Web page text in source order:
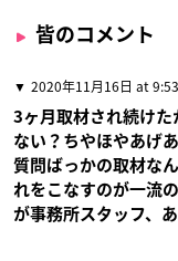
皆のコメント
2020年11月16日 at
3ヶ月取材され続けた
ない？ちやほやあげ
質問ばっかの取材な
れをこなすのが一流
が事務所スタッフ、